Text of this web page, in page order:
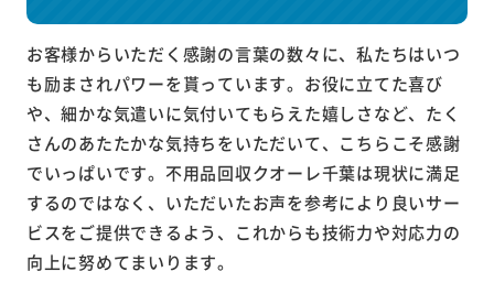
お客様からいただく感謝の言葉の数々に、私たちはいつ
も励まされパワーを貰っています。お役に立てた喜び
や、細かな気遣いに気付いてもらえた嬉しさなど、たく
さんのあたたかな気持ちをいただいて、こちらこそ感謝
でいっぱいです。不用品回収クオーレ千葉は現状に満足
するのではなく、いただいたお声を参考により良いサー
ビスをご提供できるよう、これからも技術力や対応力の
向上に努めてまいります。